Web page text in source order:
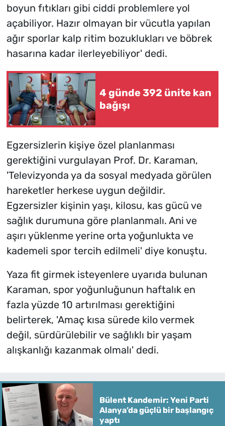
boyun fıtıkları gibi ciddi problemlere yol
açabiliyor. Hazır olmayan bir vücutla yapılan
ağır sporlar kalp ritim bozuklukları ve böbrek
hasarına kadar ilerleyebiliyor' dedi.
4 günde 392 ünite kan
bağışı
Egzersizlerin kişiye özel planlanması
gerektiğini vurgulayan Prof. Dr. Karaman,
'Televizyonda ya da sosyal medyada görülen
hareketler herkese uygun değildir.
Egzersizler kişinin yaşı, kilosu, kas gücü ve
sağlık durumuna göre planlanmalı. Ani ve
aşırı yüklenme yerine orta yoğunlukta ve
kademeli spor tercih edilmeli' diye konuştu.
Yaza fit girmek isteyenlere uyarıda bulunan
Karaman, spor yoğunluğunun haftalık en
fazla yüzde 10 artırılması gerektiğini
belirterek, 'Amaç kısa sürede kilo vermek
değil, sürdürülebilir ve sağlıklı bir yaşam
alışkanlığı kazanmak olmalı' dedi.
Bülent Kandemir: Yeni Parti
Alanya’da güçlü bir başlangıç
yaptı